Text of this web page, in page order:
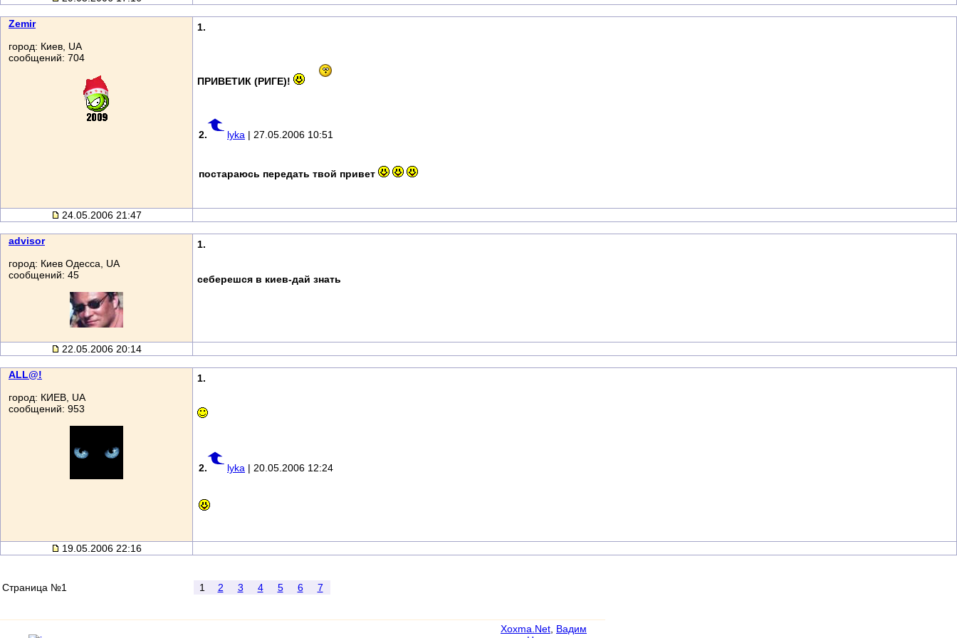
Zemir
город: Киев, UA
сообщений: 704
1.
ПРИВЕТИК (РИГЕ)!
2. lyka | 27.05.2006 10:51
постараюсь передать твой привет
24.05.2006 21:47
advisor
город: Киев Одесса, UA
сообщений: 45
1.
себерешся в киев-дай знать
22.05.2006 20:14
ALL@!
город: КИЕВ, UA
сообщений: 953
1.
2. lyka | 20.05.2006 12:24
19.05.2006 22:16
Страница №1 1 2 3 4 5 6 7
Xoxma.Net Вадим